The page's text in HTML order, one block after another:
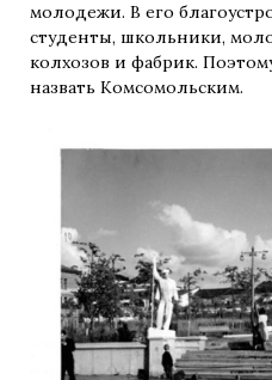
молодежи. В его
студенты, школьники,
колхозов и фабрик.
назвать Комсомольским.